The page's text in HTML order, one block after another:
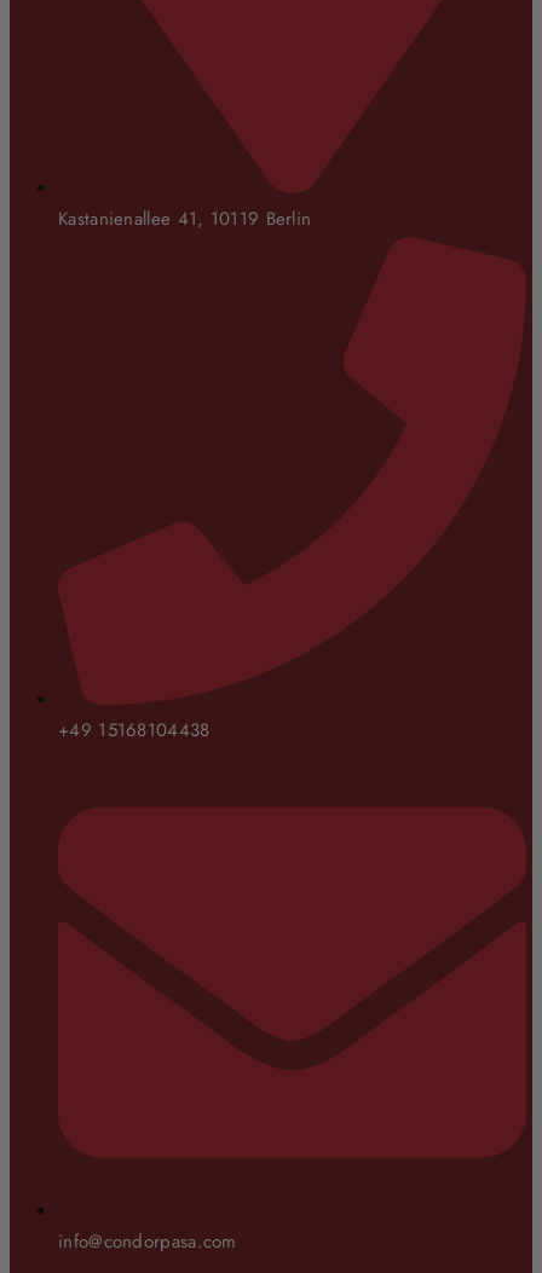
Kastanienallee 41, 10119 Berlin
+49 15168104438
info@condorpasa.com